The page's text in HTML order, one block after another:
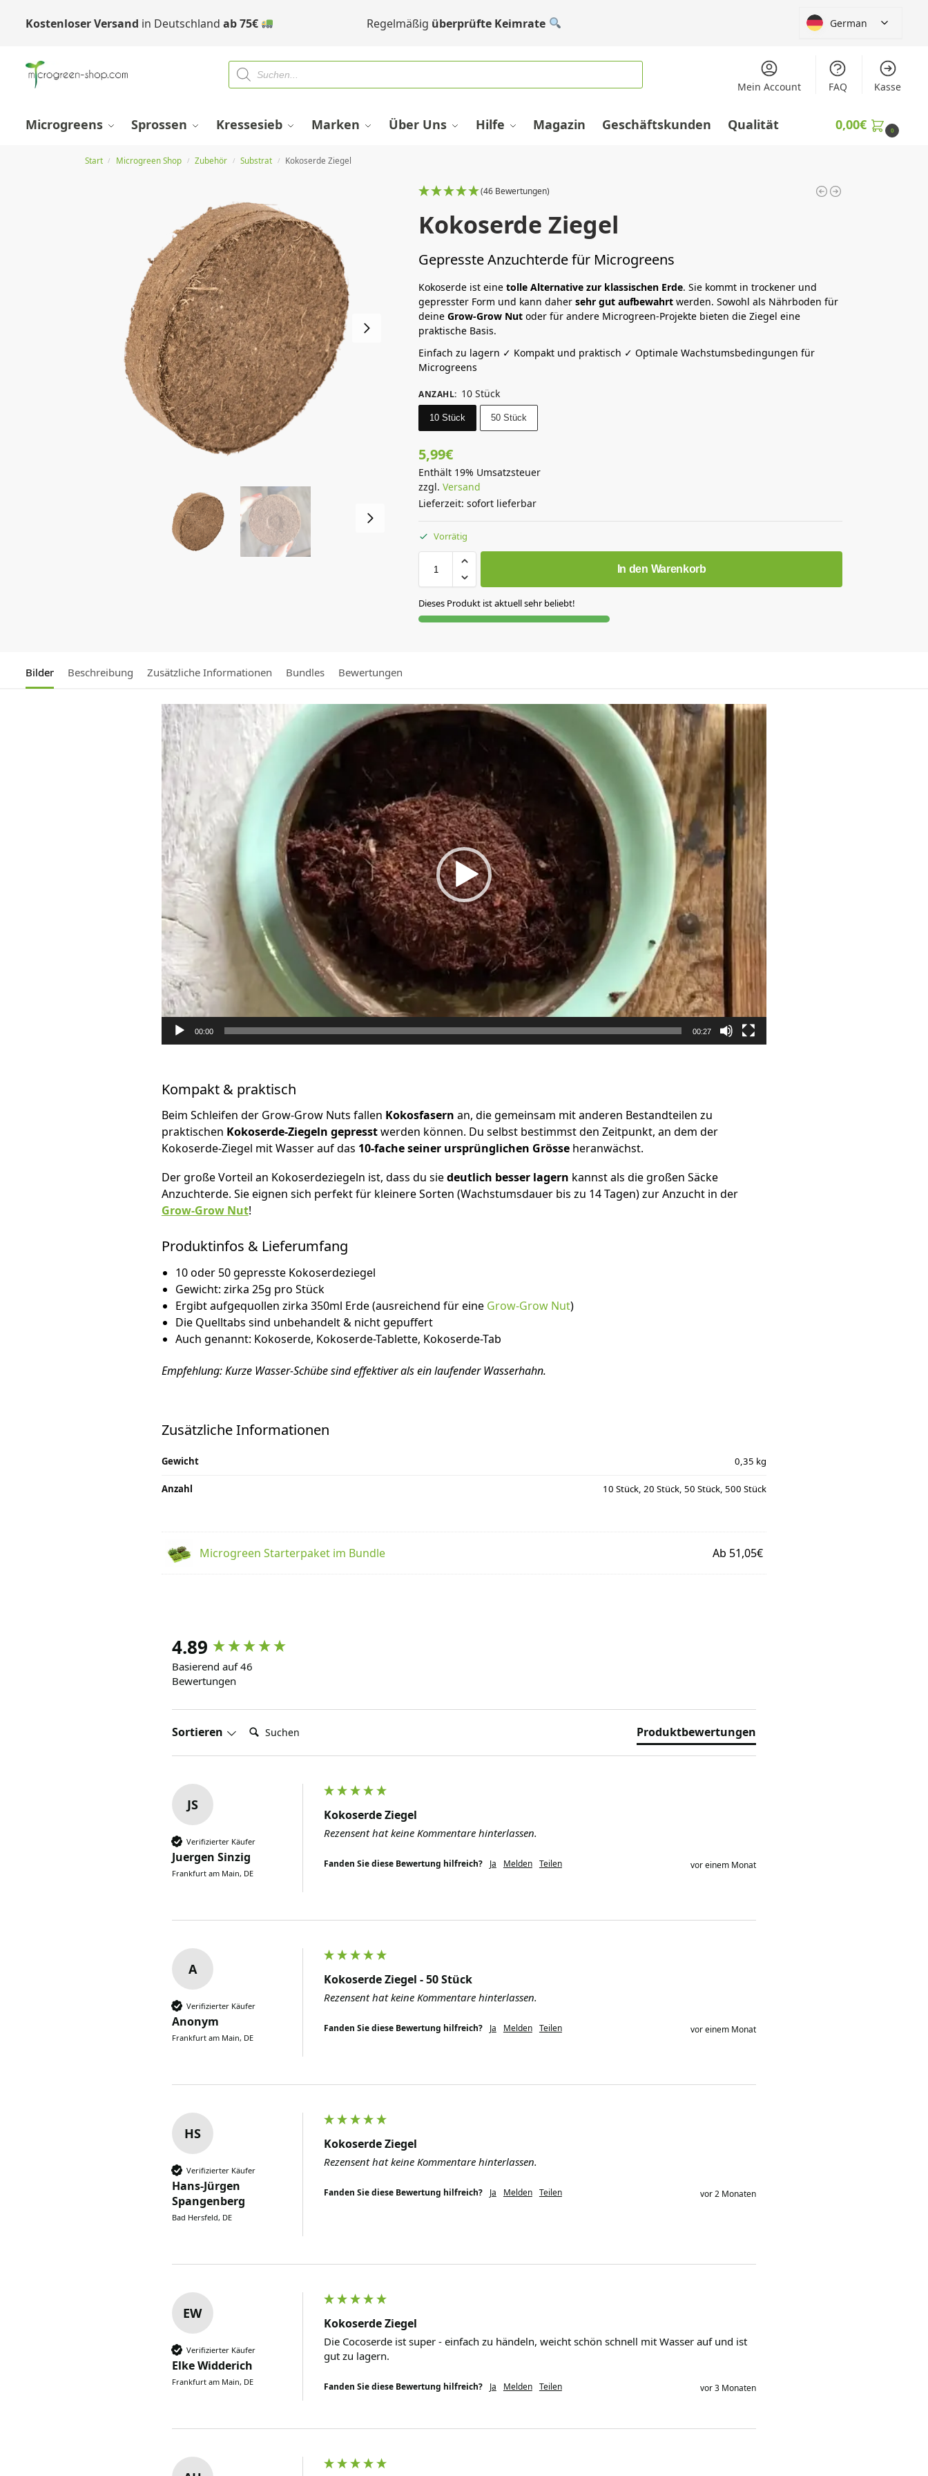
Kostenloser Versand in Deutschland ab75€ Regelmäßig überprüfte Keimrate German
Mein Account FAQ Kasse
Microgreens Sprossen Kressesieb Marken Über Uns Hilfe Magazin Geschäftskunden Qualität 0,00€ 0
Start / Microgreen Shop / Zubehör / Substrat / Kokoserde Ziegel
(46 Bewertungen)
Kokoserde Ziegel
Gepresste Anzuchterde für Microgreens
Kokoserde ist einetolle Alternative zur klassischen Erde. Sie kommt in trockener und
gepresster Form und kann dahersehr gut aufbewahrt werden. Sowohl als Nährboden für
deineGrow-Grow Nut oder für andere Microgreen-Projekte bieten die Ziegel eine
praktische Basis.
Einfach zu lagern ✓ Kompakt und praktisch ✓ Optimale Wachstumsbedingungen für
Microgreens
ANZAHL: 10 Stück
10 Stück 50 Stück
5,99€
Enthält 19% Umsatzsteuer
zzgl.Versand
Lieferzeit: sofort lieferbar
Vorrätig
In den Warenkorb
Dieses Produkt ist aktuell sehr beliebt!
Bilder Beschreibung Zusätzliche Informationen Bundles Bewertungen
Video-
Player
00:00 00:27
Kompakt & praktisch
Beim Schleifen der Grow-Grow Nuts fallen Kokosfasern an, die gemeinsam mit anderen Bestandteilen zu
praktischen Kokoserde-Ziegeln gepresstwerden können. Du selbst bestimmst den Zeitpunkt, an dem der
Kokoserde-Ziegel mit Wasser auf das 10-fache seiner ursprünglichen Grösseheranwächst.
Der große Vorteil an Kokoserdeziegeln ist, dass du siedeutlich besser lagern kannst als die großen Säcke
Anzuchterde. Sie eignen sich perfekt für kleinere Sorten (Wachstumsdauer bis zu 14 Tagen) zur Anzucht in der
Grow-Grow Nut!
Produktinfos & Lieferumfang
10 oder 50 gepresste Kokoserdeziegel
Gewicht: zirka 25g pro Stück
Ergibt aufgequollen zirka 350ml Erde (ausreichend für eine Grow-Grow Nut)
Die Quelltabs sind unbehandelt & nicht gepuffert
Auch genannt: Kokoserde, Kokoserde-Tablette, Kokoserde-Tab
Empfehlung: Kurze Wasser-Schübe sind effektiver als ein laufender Wasserhahn.
Zusätzliche Informationen
Gewicht 0,35 kg
Anzahl 10 Stück, 20 Stück, 50 Stück, 500 Stück
Microgreen Starterpaket im Bundle Ab 51,05€
4.89
Basierend auf 46
Bewertungen
Sortieren Suchen: Produktbewertungen
JS
Verifizierter Käufer
Juergen Sinzig
Frankfurt am Main, DE
Kokoserde Ziegel
Rezensent hat keine Kommentare hinterlassen.
Fanden Sie diese Bewertung hilfreich? Ja Melden Teilen vor einem Monat
A
Verifizierter Käufer
Anonym
Frankfurt am Main, DE
Kokoserde Ziegel - 50 Stück
Rezensent hat keine Kommentare hinterlassen.
Fanden Sie diese Bewertung hilfreich? Ja Melden Teilen vor einem Monat
HS
Verifizierter Käufer
Hans-Jürgen
Spangenberg
Bad Hersfeld, DE
Kokoserde Ziegel
Rezensent hat keine Kommentare hinterlassen.
Fanden Sie diese Bewertung hilfreich? Ja Melden Teilen vor 2 Monaten
EW
Verifizierter Käufer
Elke Widderich
Frankfurt am Main, DE
Kokoserde Ziegel
Die Cocoserde ist super - einfach zu händeln, weicht schön schnell mit Wasser auf und ist
gut zu lagern.
Fanden Sie diese Bewertung hilfreich? Ja Melden Teilen vor 3 Monaten